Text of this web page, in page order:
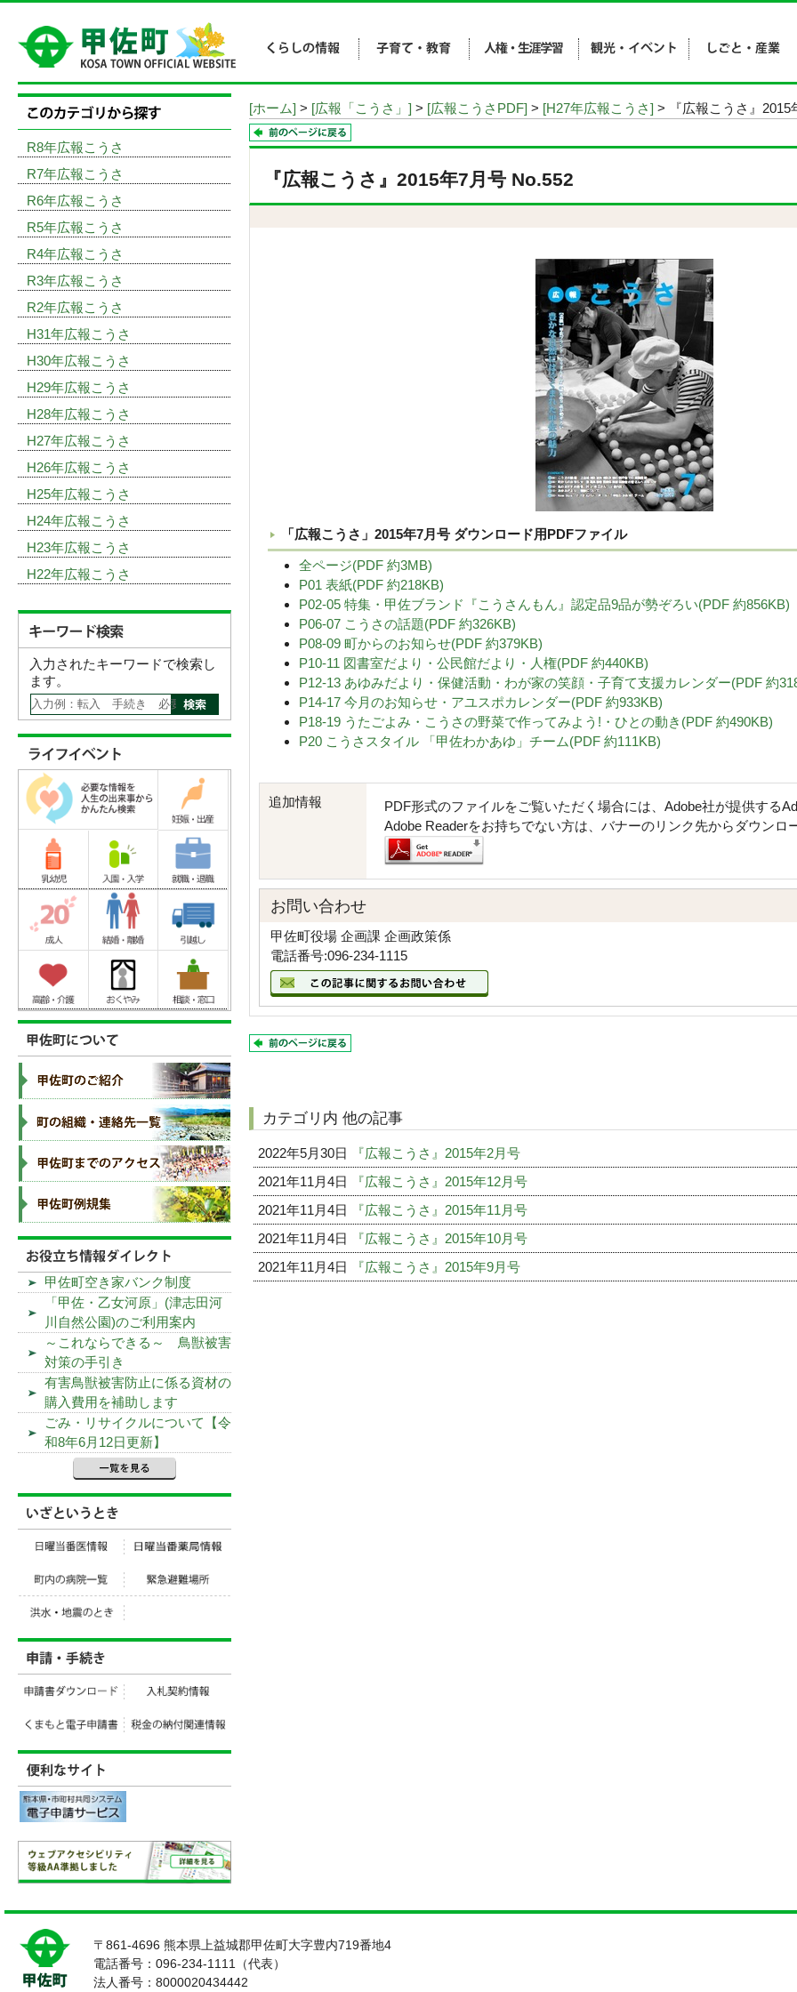
[ホーム] > [広報「こうさ」] > [広報こうさPDF] > [H27年広報こうさ] > 『広報こうさ』2015
『広報こうさ』2015年7月号 No.552
「広報こうさ」2015年7月号 ダウンロード用PDFファイル
全ページ(PDF 約3MB)
P01 表紙(PDF 約218KB)
P02-05 特集・甲佐ブランド『こうさんもん』認定品9品が勢ぞろい(PDF 約856KB)
P06-07 こうさの話題(PDF 約326KB)
P08-09 町からのお知らせ(PDF 約379KB)
P10-11 図書室だより・公民館だより・人権(PDF 約440KB)
P12-13 あゆみだより・保健活動・わが家の笑顔・子育て支援カレンダー(PDF 約
P14-17 今月のお知らせ・アユスポカレンダー(PDF 約933KB)
P18-19 うたごよみ・こうさの野菜で作ってみよう!・ひとの動き(PDF 約490KB)
P20 こうさスタイル 「甲佐わかあゆ」チーム(PDF 約111KB)
追加情報
PDF形式のファイルをご覧いただく場合には、Adobe社が提供する
Adobe Readerをお持ちでない方は、バナーのリンク先からダウンロ
お問い合わせ
甲佐町役場 企画課 企画政策係
電話番号:096-234-1115
カテゴリ内 他の記事
2022年5月30日
『広報こうさ』2015年2月号
2021年11月4日
『広報こうさ』2015年12月号
2021年11月4日
『広報こうさ』2015年11月号
2021年11月4日
『広報こうさ』2015年10月号
2021年11月4日
『広報こうさ』2015年9月号
R8年広報こうさ
R7年広報こうさ
R6年広報こうさ
R5年広報こうさ
R4年広報こうさ
R3年広報こうさ
R2年広報こうさ
H31年広報こうさ
H30年広報こうさ
H29年広報こうさ
H28年広報こうさ
H27年広報こうさ
H26年広報こうさ
H25年広報こうさ
H24年広報こうさ
H23年広報こうさ
H22年広報こうさ
入力されたキーワードで検索し
ます。
甲佐町空き家バンク制度
「甲佐・乙女河原」(津志田河
川自然公園)のご利用案内
～これならできる～ 鳥獣被害
対策の手引き
有害鳥獣被害防止に係る資材の
購入費用を補助します
ごみ・リサイクルについて【令
和8年6月12日更新】
〒861-4696 熊本県上益城郡甲佐町大字豊内719番地4
電話番号：096-234-1111（代表）
法人番号：8000020434442